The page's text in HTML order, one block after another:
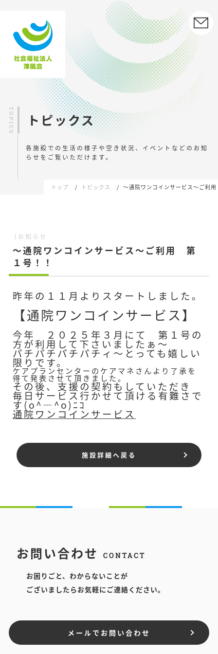
トピックス
各施設での生活の様子や空き状況、イベントなどの お知
らせをご覧いただけます。
トップ トピックス ～通院ワンコインサービス～ご利
お知らせ
～通院ワンコインサービス～ご利用 第
１号！！
昨年の１１月よりスタートしました。
【通院ワンコインサービス】
今年 ２０２５年３月にて 第１号の
方が利用して下さいましたぁ～
パチパチパチパチィ～とっても嬉しい
限りです。
ケアプランセンターのケアマネさんより了承を
得て発表させて頂きました。
その後、支援の契約もしていただき
毎日サービス行かせて頂ける有難さで
す(o^―^o)ﾆｺ
通院ワンコインサービス
施設詳細へ戻る
お問い合わせ CONTACT
お困りごと、わからないことが
ございましたらお気軽にご連絡ください。
メールでお問い合わせ